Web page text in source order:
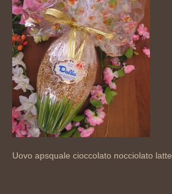
Uovo apsquale cioccolato nocciolato latte